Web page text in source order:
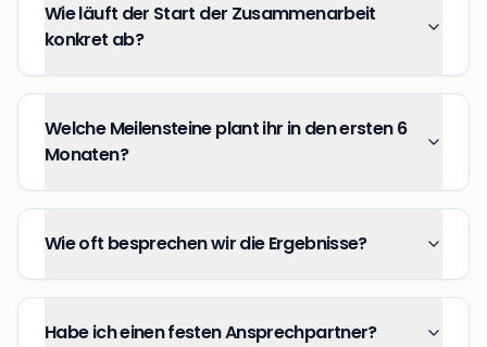
Wie läuft der Start der Zusammenarbeit
konkret ab?
Welche Meilensteine plant ihr in den ersten 6
Monaten?
Wie oft besprechen wir die Ergebnisse?
Habe ich einen festen Ansprechpartner?